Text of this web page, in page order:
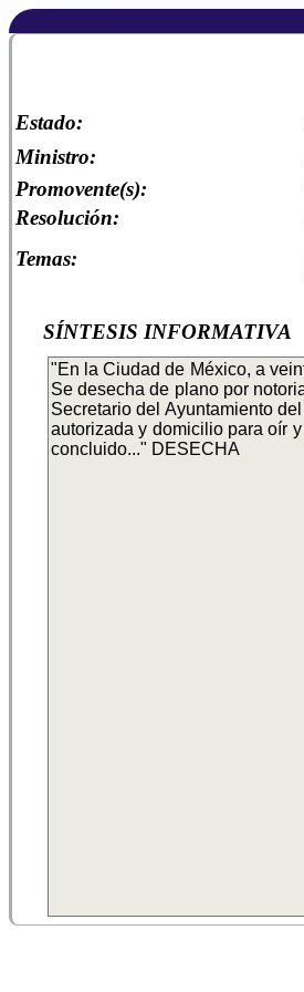
Estado:
Ministro:
Promovente(s):
Resolución:
Temas:
SÍNTESIS INFORMATIVA